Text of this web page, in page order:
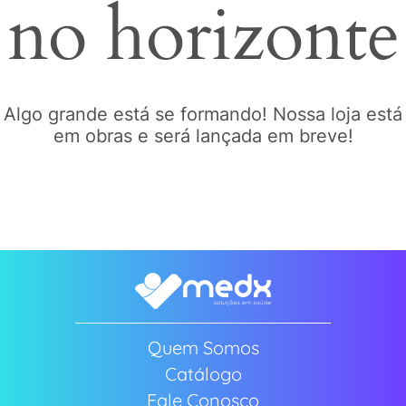
no horizonte
Algo grande está se formando! Nossa loja está
em obras e será lançada em breve!
Quem Somos
Catálogo
Fale Conosco